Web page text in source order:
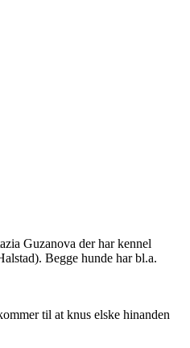
Guzanova der har kennel
Begge hunde har bl.a.
til at knus elske hinanden